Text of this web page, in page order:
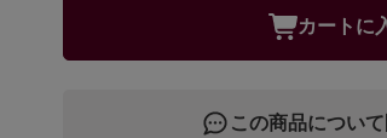
カートに
この商品につい